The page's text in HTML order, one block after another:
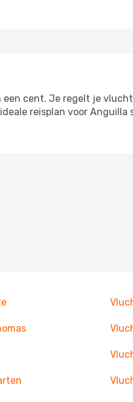
cent. Je regelt je
reisplan voor